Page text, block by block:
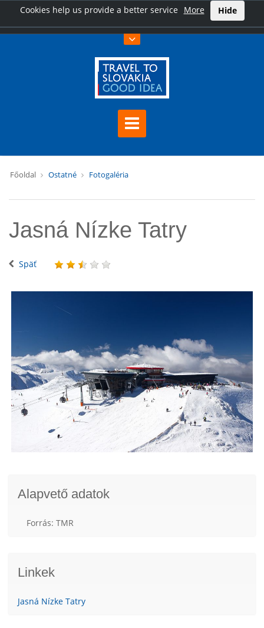
Cookies help us provide a better service More Hide
Főoldal Ostatné Fotogaléria
Jasná Nízke Tatry
Späť
Alapvető adatok
Forrás: TMR
Linkek
Jasná Nízke Tatry